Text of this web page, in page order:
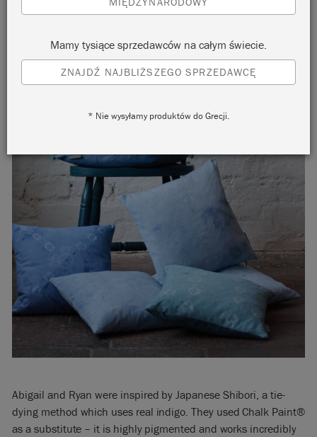
Abigail and Ryan were inspired by Japanese Shibori, a tie-
dying method which uses real indigo. They used Chalk Paint®
as a substitute – it is highly pigmented and works incredibly
Mamy tysiące sprzedawców na całym świecie.
ZNAJDŹ NAJBLIŻSZEGO SPRZEDAWCĘ
* Nie wysyłamy produktów do Grecji.